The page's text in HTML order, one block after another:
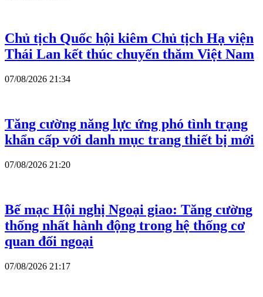
Chủ tịch Quốc hội kiêm Chủ tịch Hạ viện
Thái Lan kết thúc chuyến thăm Việt Nam
07/08/2026 21:34
Tăng cường năng lực ứng phó tình trạng
khẩn cấp với danh mục trang thiết bị mới
07/08/2026 21:20
Bế mạc Hội nghị Ngoại giao: Tăng cường
thống nhất hành động trong hệ thống cơ
quan đối ngoại
07/08/2026 21:17